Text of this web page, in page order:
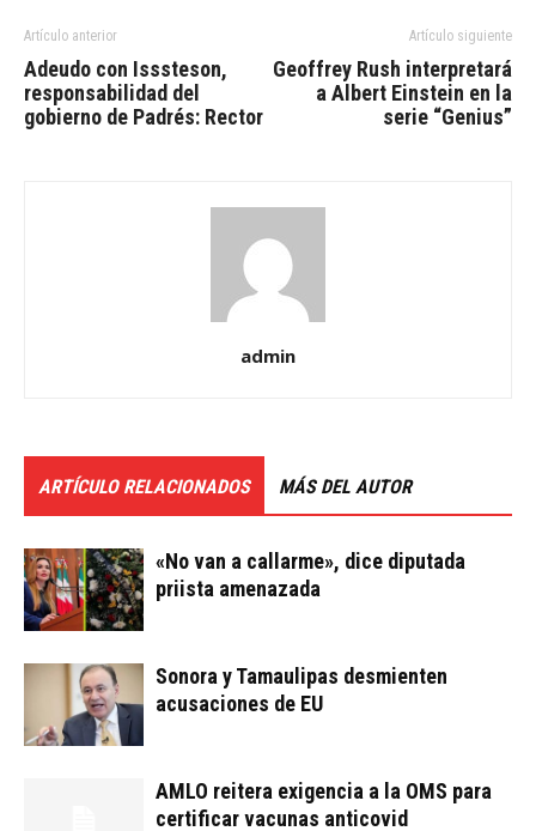
Artículo anterior
Adeudo con Isssteson,
responsabilidad del
gobierno de Padrés: Rector
Artículo siguiente
Geoffrey Rush interpretará
a Albert Einstein en la
serie “Genius”
admin
ARTÍCULO RELACIONADOS MÁS DEL AUTOR
«No van a callarme», dice diputada
priista amenazada
Sonora y Tamaulipas desmienten
acusaciones de EU
AMLO reitera exigencia a la OMS para
certificar vacunas anticovid